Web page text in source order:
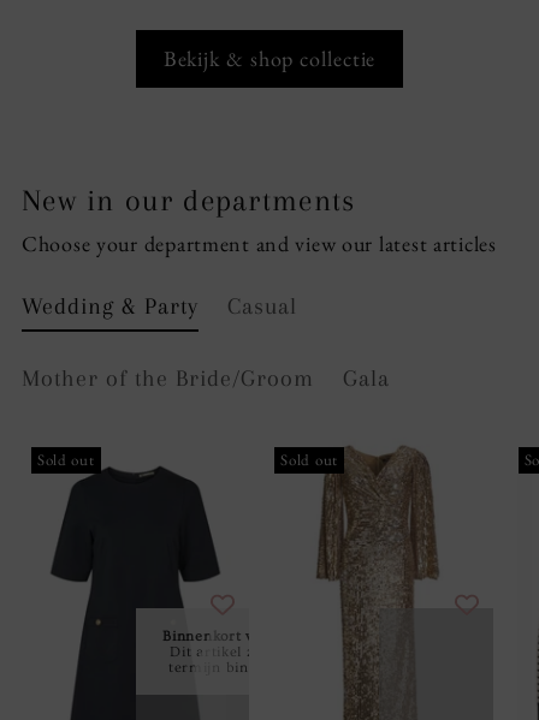
Bekijk & shop collectie
New in our departments
Choose your department and view our latest articles
Wedding & Party Casual
Mother of the Bride/Groom Gala
Binnenkort verkrijgbaar!
Dit artikel zal op korte
termijn binnen komen.
Sold out Sold out